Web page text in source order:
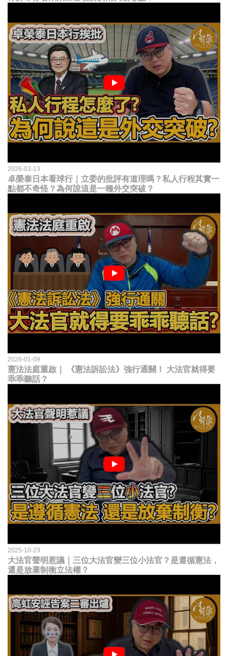
2026-03-13
卓榮泰日本看球行｜立委的批評有道理嗎？私人行程其實一
點都不奇怪？為何說這是一種外交突破？
2026-01-09
憲法法庭重啟｜ 《憲法訴訟法》強行通關！ 大法官就得要
乖乖聽話？
2025-10-23
大法官聲明惹議｜三位大法官變三位小法官？是遵循憲法，
還是放棄制衡立法權？